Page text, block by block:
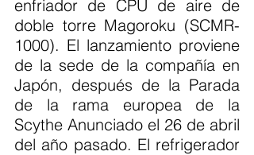
enfriador de CPU de aire de
doble torre Magoroku (SCMR-
1000). El lanzamiento proviene
de la sede de la compañía en
Japón, después de la Parada
de la rama europea de la
Scythe Anunciado el 26 de abril
del año pasado. El refrigerador